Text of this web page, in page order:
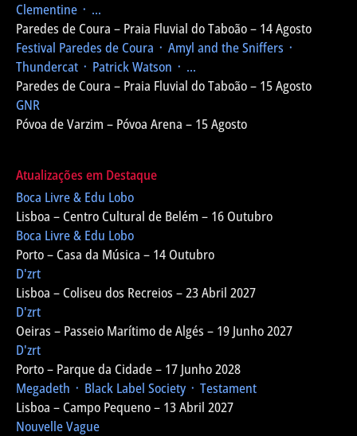
Clementine ᛫ ...
Paredes de Coura – Praia Fluvial do Taboão – 14 Agosto
Festival Paredes de Coura ᛫ Amyl and the Sniffers ᛫
Thundercat ᛫ Patrick Watson ᛫ ...
Paredes de Coura – Praia Fluvial do Taboão – 15 Agosto
GNR
Póvoa de Varzim – Póvoa Arena – 15 Agosto
Atualizações em Destaque
Boca Livre & Edu Lobo
Lisboa – Centro Cultural de Belém – 16 Outubro
Boca Livre & Edu Lobo
Porto – Casa da Música – 14 Outubro
D'zrt
Lisboa – Coliseu dos Recreios – 23 Abril 2027
D'zrt
Oeiras – Passeio Marítimo de Algés – 19 Junho 2027
D'zrt
Porto – Parque da Cidade – 17 Junho 2028
Megadeth ᛫ Black Label Society ᛫ Testament
Lisboa – Campo Pequeno – 13 Abril 2027
Nouvelle Vague